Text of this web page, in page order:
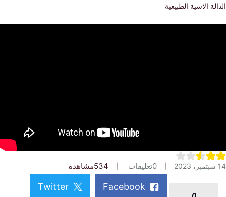
الاسية الطبيعية
تعليقات 534مشاهدة
Facebook
Twitter